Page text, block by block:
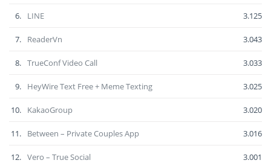
6. LINE 3.125
7. ReaderVn 3.043
8. TrueConf Video Call 3.033
9. HeyWire Text Free + Meme Texting 3.025
10. KakaoGroup 3.020
11. Between – Private Couples App 3.016
12. Vero – True Social 3.001